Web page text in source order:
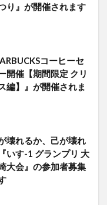
り』が開催されます
コーヒーセ
開催【期間限定 クリ
編】』が開催されま
壊れるか、己が壊れ
いす-1 グランプリ 大
大会』の参加者募集